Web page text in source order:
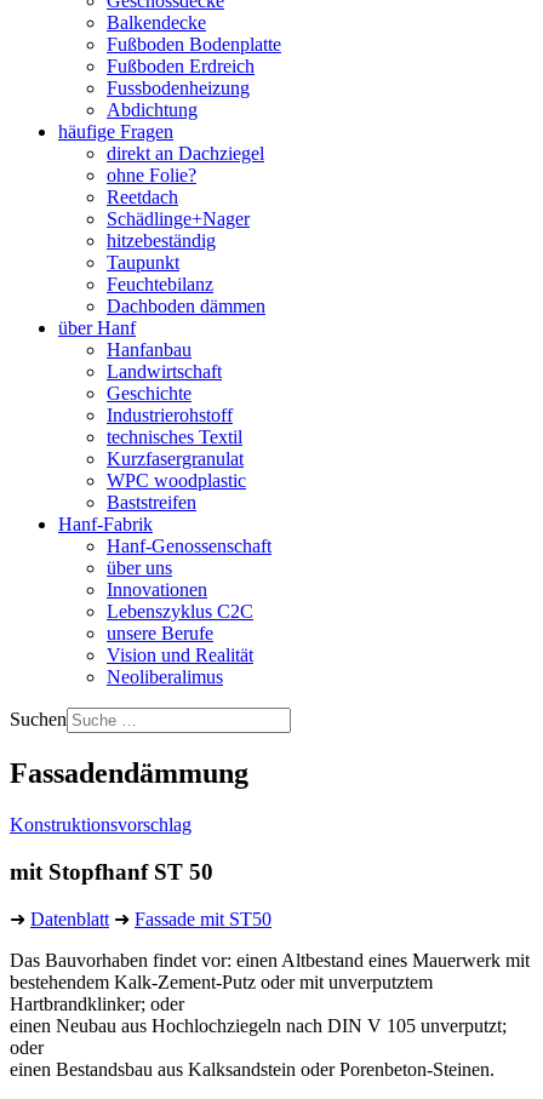
Balkendecke
Fußboden Bodenplatte
Fußboden Erdreich
Fussbodenheizung
Abdichtung
häufige Fragen
direkt an Dachziegel
ohne Folie?
Reetdach
Schädlinge+Nager
hitzebeständig
Taupunkt
Feuchtebilanz
Dachboden dämmen
über Hanf
Hanfanbau
Landwirtschaft
Geschichte
Industrierohstoff
technisches Textil
Kurzfasergranulat
WPC woodplastic
Baststreifen
Hanf-Fabrik
Hanf-Genossenschaft
über uns
Innovationen
Lebenszyklus C2C
unsere Berufe
Vision und Realität
Neoliberalimus
Suchen
Fassadendämmung
Konstruktionsvorschlag
mit Stopfhanf ST 50
➜ Datenblatt ➜ Fassade mit ST50
Das Bauvorhaben findet vor: einen Altbestand eines Mauerwerk mit
bestehendem Kalk-Zement-Putz oder mit unverputztem
Hartbrandklinker; oder
einen Neubau aus Hochlochziegeln nach DIN V 105 unverputzt;
oder
einen Bestandsbau aus Kalksandstein oder Porenbeton-Steinen.